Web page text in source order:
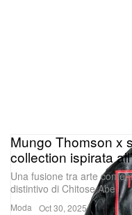
Moda
Mungo Thomson x
collection ispirata
Una fusione tra arte
distintivo di Chitose Abe.
Oct 30, 2025